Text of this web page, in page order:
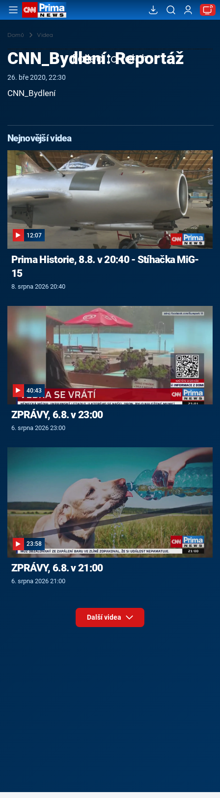
Domů Videa
Failed to fetch
CNN_Bydlení: Reportáž
26. bře 2020, 22:30
CNN_Bydlení
Nejnovější videa
12:07
Prima Historie, 8.8. v 20:40 - Stíhačka MiG-
15
8. srpna 2026 20:40
40:43
ZPRÁVY, 6.8. v 23:00
6. srpna 2026 23:00
23:58
ZPRÁVY, 6.8. v 21:00
6. srpna 2026 21:00
Další videa